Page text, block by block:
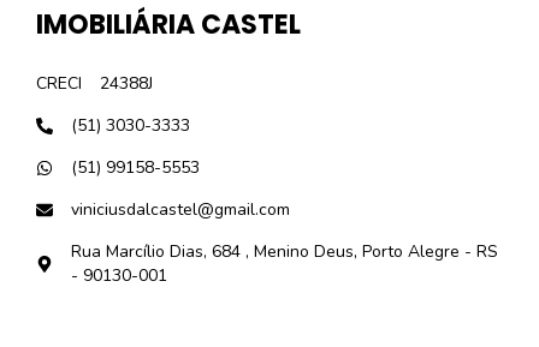
IMOBILIÁRIA CASTEL
CRECI
24388J
(51) 3030-3333
(51) 99158-5553
viniciusdalcastel@gmail.com
Rua Marcílio Dias, 684 , Menino Deus, Porto Alegre - RS
- 90130-001